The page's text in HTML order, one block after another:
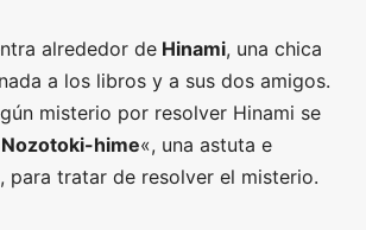
alrededor de Hinami, una chica
a los libros y a sus dos amigos.
misterio por resolver Hinami se
Nozotoki-hime«, una astuta e
para tratar de resolver el misterio.